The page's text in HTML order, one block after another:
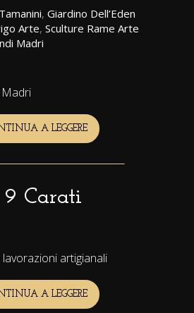
Giardino Dell’Eden
Arte Sculture Rame Arte
Madri
Madri
A LEGGERE GIARDINO
DELL’EDEN:
A
Carati
artigianali
A LEGGERE FEDI
IN